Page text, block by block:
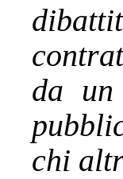
da un
chi